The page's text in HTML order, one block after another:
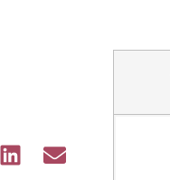
Share Share